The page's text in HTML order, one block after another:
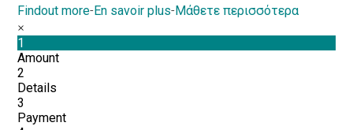
Findout more-En savoir plus-Μάθετε περισσότερα